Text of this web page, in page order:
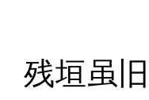
垣虽旧